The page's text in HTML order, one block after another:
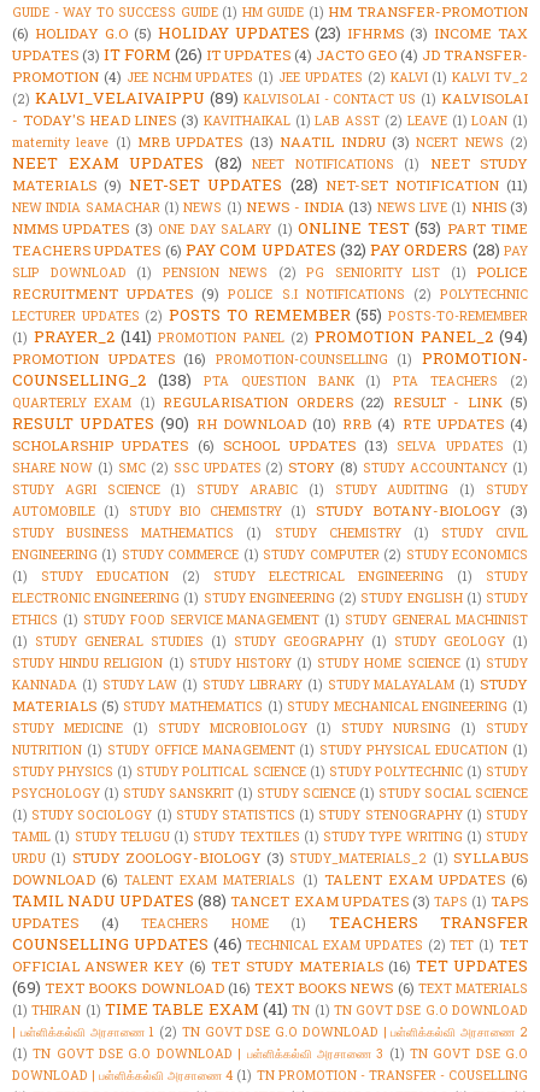
GUIDE - WAY TO SUCCESS GUIDE (1) HM GUIDE (1) HM TRANSFER-PROMOTION
(6) HOLIDAY G.O (5) HOLIDAY UPDATES (23) IFHRMS (3) INCOME TAX
UPDATES (3) IT FORM (26) IT UPDATES (4) JACTO GEO (4) JD TRANSFER-
PROMOTION (4) JEE NCHM UPDATES (1) JEE UPDATES (2) KALVI (1) KALVI TV_2
(2) KALVI_VELAIVAIPPU (89) KALVISOLAI - CONTACT US (1) KALVISOLAI
- TODAY'S HEAD LINES (3) KAVITHAIKAL (1) LAB ASST (2) LEAVE (1) LOAN (1)
maternity leave (1) MRB UPDATES (13) NAATIL INDRU (3) NCERT NEWS (2)
NEET EXAM UPDATES (82) NEET NOTIFICATIONS (1)
NEET STUDY
MATERIALS (9) NET-SET UPDATES (28) NET-SET NOTIFICATION (11)
NEW INDIA SAMACHAR (1) NEWS (1) NEWS - INDIA (13) NEWS LIVE (1) NHIS (3)
NMMS UPDATES (3) ONE DAY SALARY (1) ONLINE TEST (53) PART TIME
TEACHERS UPDATES (6) PAY COM UPDATES (32) PAY ORDERS (28) PAY
SLIP DOWNLOAD
(1) PENSION NEWS (2) PG SENIORITY LIST (1)
POLICE
RECRUITMENT UPDATES (9) POLICE S.I NOTIFICATIONS (2) POLYTECHNIC
LECTURER UPDATES (2) POSTS TO REMEMBER (55) POSTS-TO-REMEMBER
(1) PRAYER_2 (141) PROMOTION PANEL (2) PROMOTION PANEL_2 (94)
PROMOTION UPDATES (16) PROMOTION-COUNSELLING (1)
PROMOTION-
COUNSELLING_2 (138) PTA QUESTION BANK (1) PTA TEACHERS
(2)
QUARTERLY EXAM (1) REGULARISATION ORDERS (22) RESULT - LINK (5)
RESULT UPDATES (90) RH DOWNLOAD (10) RRB (4) RTE UPDATES (4)
SCHOLARSHIP UPDATES (6) SCHOOL UPDATES (13) SELVA UPDATES
(1)
SHARE NOW (1) SMC (2) SSC UPDATES (2) STORY (8) STUDY ACCOUNTANCY (1)
STUDY AGRI SCIENCE
(1) STUDY ARABIC (1) STUDY AUDITING (1)
STUDY
AUTOMOBILE (1) STUDY BIO CHEMISTRY (1) STUDY BOTANY-BIOLOGY (3)
STUDY BUSINESS MATHEMATICS (1) STUDY CHEMISTRY (1)
STUDY CIVIL
ENGINEERING (1) STUDY COMMERCE (1) STUDY COMPUTER (2) STUDY ECONOMICS
(1)
STUDY EDUCATION (2) STUDY ELECTRICAL ENGINEERING (1)
STUDY
ELECTRONIC ENGINEERING (1) STUDY ENGINEERING (2) STUDY ENGLISH (1) STUDY
ETHICS (1) STUDY FOOD SERVICE MANAGEMENT (1) STUDY GENERAL MACHINIST
(1) STUDY GENERAL STUDIES (1) STUDY GEOGRAPHY (1) STUDY GEOLOGY (1)
STUDY HINDU RELIGION (1) STUDY HISTORY (1) STUDY HOME SCIENCE (1) STUDY
KANNADA (1) STUDY LAW (1) STUDY LIBRARY (1) STUDY MALAYALAM (1) STUDY
MATERIALS (5) STUDY MATHEMATICS (1) STUDY MECHANICAL ENGINEERING (1)
STUDY MEDICINE
(1) STUDY MICROBIOLOGY (1) STUDY NURSING (1)
STUDY
NUTRITION (1) STUDY OFFICE MANAGEMENT (1) STUDY PHYSICAL EDUCATION (1)
STUDY PHYSICS (1) STUDY POLITICAL SCIENCE (1) STUDY POLYTECHNIC (1) STUDY
PSYCHOLOGY (1) STUDY SANSKRIT (1) STUDY SCIENCE (1) STUDY SOCIAL SCIENCE
(1) STUDY SOCIOLOGY (1) STUDY STATISTICS (1) STUDY STENOGRAPHY (1) STUDY
TAMIL (1) STUDY TELUGU (1) STUDY TEXTILES (1) STUDY TYPE WRITING (1) STUDY
URDU (1) STUDY ZOOLOGY-BIOLOGY (3) STUDY_MATERIALS_2 (1) SYLLABUS
DOWNLOAD (6) TALENT EXAM MATERIALS (1) TALENT EXAM UPDATES (6)
TAMIL NADU UPDATES (88) TANCET EXAM UPDATES (3) TAPS (1) TAPS
UPDATES
(4) TEACHERS HOME (1)
TEACHERS TRANSFER
COUNSELLING UPDATES (46) TECHNICAL EXAM UPDATES (2) TET (1) TET
OFFICIAL ANSWER KEY (6) TET STUDY MATERIALS (16) TET UPDATES
(69) TEXT BOOKS DOWNLOAD (16) TEXT BOOKS NEWS (6) TEXT MATERIALS
(1) THIRAN (1) TIME TABLE EXAM (41) TN (1) TN GOVT DSE G.O DOWNLOAD
| பள்ளிக்கல்வி அரசாணை 1 (2) TN GOVT DSE G.O DOWNLOAD | பள்ளிக்கல்வி அரசாணை 2
(1) TN GOVT DSE G.O DOWNLOAD | பள்ளிக்கல்வி அரசாணை 3 (1) TN GOVT DSE G.O
DOWNLOAD | பள்ளிக்கல்வி அரசாணை 4 (1) TN PROMOTION - TRANSFER - COUSELLING